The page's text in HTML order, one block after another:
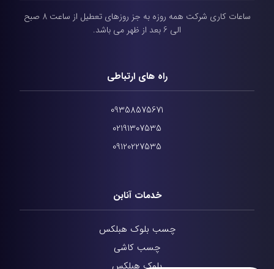
ساعات کاری شرکت همه روزه به جز روزهای تعطیل از ساعت 8 صبح
الی 6 بعد از ظهر می باشد.
راه های ارتباطی
09358575671
02191307535
09120227535
خدمات آنابن
چسب بلوک هبلکس
چسب کاشی